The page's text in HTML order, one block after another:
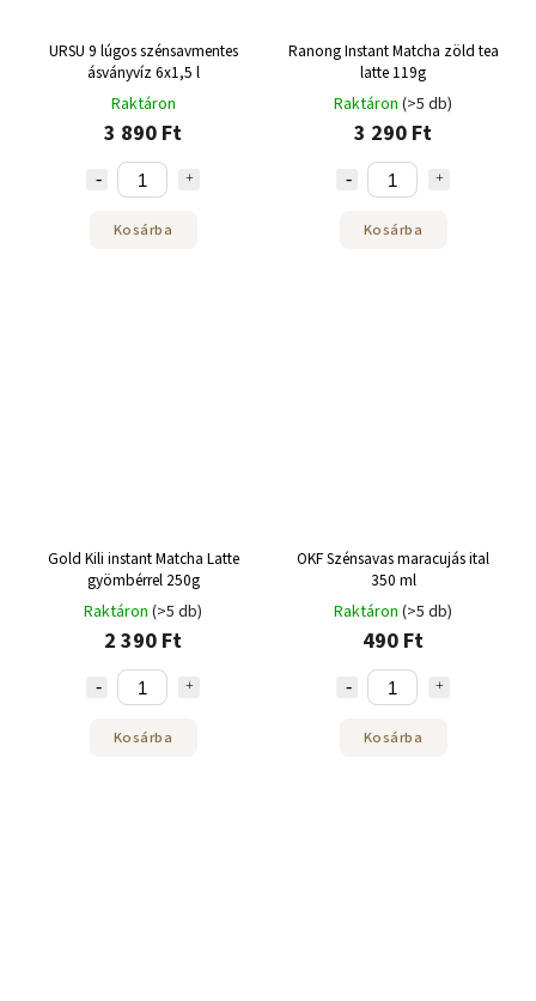
URSU 9 lúgos szénsavmentes
ásványvíz 6x1,5 l
Raktáron
3 890 Ft
Kosárba
Ranong Instant Matcha zöld tea
latte 119g
Raktáron (>5 db)
3 290 Ft
Kosárba
Gold Kili instant Matcha Latte
gyömbérrel 250g
Raktáron (>5 db)
2 390 Ft
Kosárba
OKF Szénsavas maracujás ital
350 ml
Raktáron (>5 db)
490 Ft
Kosárba